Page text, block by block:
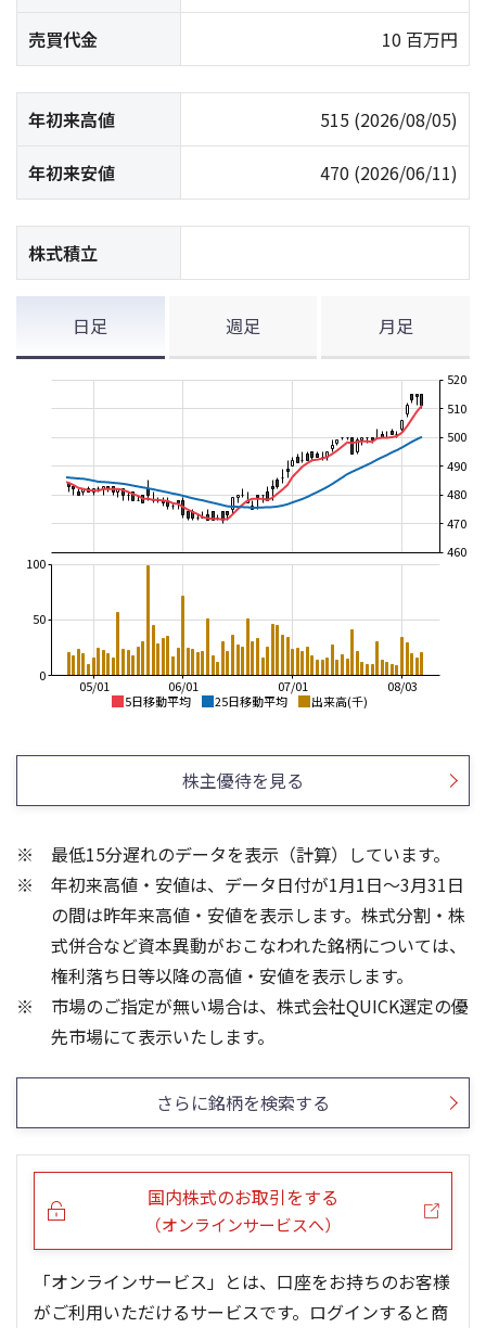
売買代金 10 百万円
年初来高値 515 (2026/08/05)
年初来安値 470 (2026/06/11)
株式積立
日足 週足 月足
5日移動平均 25日移動平均 出来高(千)
08/03
07/01
06/01
05/01
460
470
480
490
500
510
520
0
50
100
25/12
25/10
25/08
25/06
25/04
400
420
480
500
520
24/01
23/01
22/01
21/01
200
250
450
500
550
株主優待を見る
最低15分遅れのデータを表示（計算）しています。
年初来高値・安値は、データ日付が1月1日～3月31日
の間は昨年来高値・安値を表示します。株式分割・株
式併合など資本異動がおこなわれた銘柄については、
権利落ち日等以降の高値・安値を表示します。
市場のご指定が無い場合は、株式会社QUICK選定の優
先市場にて表示いたします。
さらに銘柄を検索する
国内株式のお取引をする
（オンラインサービスへ）
「オンラインサービス」とは、口座をお持ちのお客様
がご利用いただけるサービスです。ログインすると商